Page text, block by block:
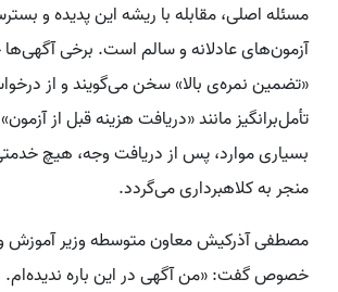
مسئله اصلی، مقابله با ریشه این پدیده و
آزمون‌های عادلانه و سالم است. برخی
«تضمین نمره‌ی بالا» سخن می‌گویند و از
تأمل‌برانگیز مانند «دریافت هزینه قبل از
بسیاری موارد، پس از دریافت وجه، هیچ
منجر به کلاهبرداری می‌گردد.
مصطفی آذرکیش معاون متوسطه وزیر آموزش
خصوص گفت: «من آگهی در این باره ندیده‌ام.